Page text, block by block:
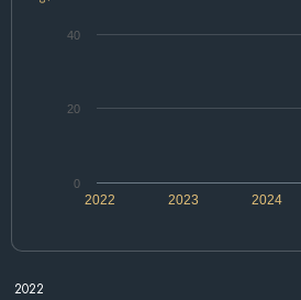
2022 2024
2023
0
20
40
2022